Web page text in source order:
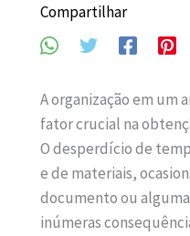
Compartilhar
A organização em um
fator crucial na
O desperdício de
e de materiais,
documento ou
inúmeras